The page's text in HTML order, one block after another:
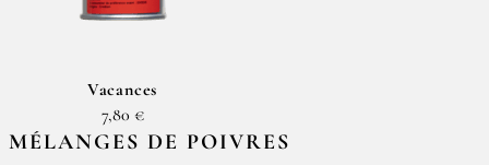
Vacances
7,80 €
MÉLANGES DE POIVRES